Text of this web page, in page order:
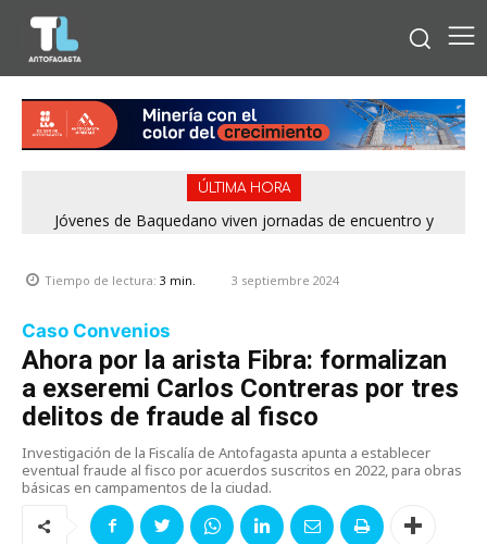
ÚLTIMA HORA
Jóvenes de Baquedano viven jornadas de encuentro y
Tiempo de lectura: 3 min. 3 septiembre 2024
Caso Convenios
Ahora por la arista Fibra: formalizan
a exseremi Carlos Contreras por tres
delitos de fraude al fisco
Investigación de la Fiscalía de Antofagasta apunta a establecer
eventual fraude al fisco por acuerdos suscritos en 2022, para obras
básicas en campamentos de la ciudad.